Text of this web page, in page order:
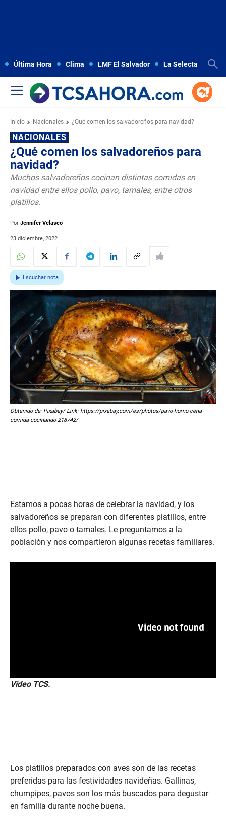
Última Hora Clima LMF El Salvador La Selecta
Inicio Nacionales ¿Qué comen los salvadoreños para navidad?
NACIONALES
¿Qué comen los salvadoreños para
navidad?
Muchos salvadoreños cocinan distintas comidas en
navidad entre ellos pollo, pavo, tamales, entre otros
platillos.
Por Jennifer Velasco
23 diciembre, 2022
Escuchar nota
Obtenido de: Pixabay/ Link: https://pixabay.com/es/photos/pavo-horno-cena-
comida-cocinando-218742/
Estamos a pocas horas de celebrar la navidad, y los
salvadoreños se preparan con diferentes platillos, entre
ellos pollo, pavo o tamales. Le preguntamos a la
población y nos compartieron algunas recetas familiares.
Vídeo TCS.
Los platillos preparados con aves son de las recetas
preferidas para las festividades navideñas. Gallinas,
chumpipes, pavos son los más buscados para degustar
en familia durante noche buena.